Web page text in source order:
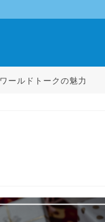
ワールドトークの魅力